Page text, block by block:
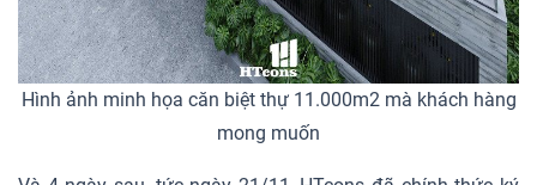
Hình ảnh minh họa căn biệt thự 11.000m2 mà khách hàng
mong muốn